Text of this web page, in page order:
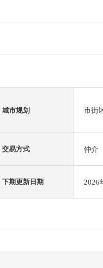
城市规划 市街
交易方式 仲介
下期更新日期 2026